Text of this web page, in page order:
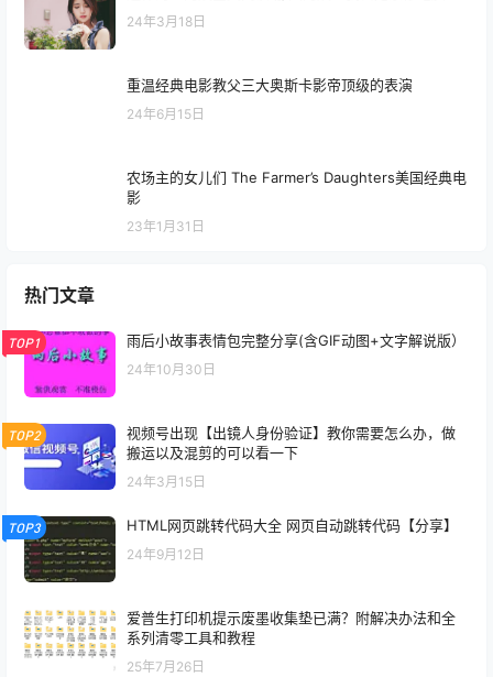
24年3月18日
重温经典电影教父三大奥斯卡影帝顶级的表演
24年6月15日
农场主的女儿们 The Farmer’s Daughters美国经典电
影
23年1月31日
热门文章
TOP1 雨后小故事表情包完整分享(含GIF动图+文字解说版）
24年10月30日
TOP2
视频号出现【出镜人身份验证】教你需要怎么办，做
搬运以及混剪的可以看一下
24年3月15日
TOP3 HTML网页跳转代码大全 网页自动跳转代码【分享】
24年9月12日
爱普生打印机提示废墨收集垫已满？附解决办法和全
系列清零工具和教程
25年7月26日